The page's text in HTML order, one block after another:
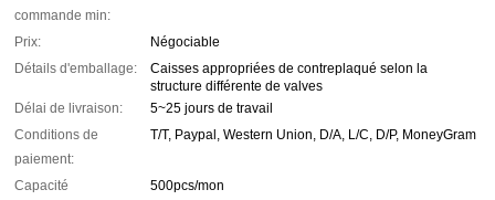
commande min:
Prix:
Négociable
Détails d'emballage:
Caisses appropriées de contreplaqué selon la
structure différente de valves
Délai de livraison:
5~25 jours de travail
Conditions de
paiement:
T/T, Paypal, Western Union, D/A, L/C, D/P, MoneyGram
Capacité
500pcs/mon